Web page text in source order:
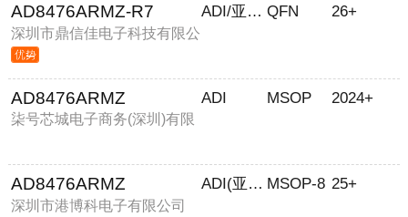
AD8476ARMZ-R7
深圳市鼎信佳电子科技有限公
司
ADI/亚德诺 QFN 26+
AD8476ARMZ
柒号芯城电子商务(深圳)有限
ADI MSOP 2024+
AD8476ARMZ
深圳市港博科电子有限公司
ADI(亚德诺) MSOP-8 25+